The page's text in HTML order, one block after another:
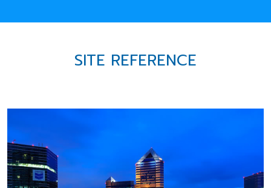
SITE REFERENCE